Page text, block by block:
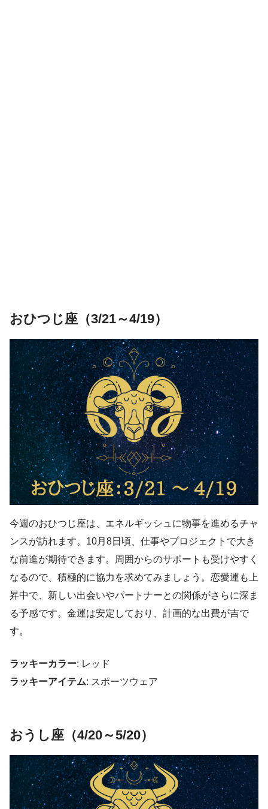
おひつじ座（3/21～4/19）
今週のおひつじ座は、エネルギッシュに物事を進めるチャ
ンスが訪れます。10月8日頃、仕事やプロジェクトで大き
な前進が期待できます。周囲からのサポートも受けやすく
なるので、積極的に協力を求めてみましょう。恋愛運も上
昇中で、新しい出会いやパートナーとの関係がさらに深ま
る予感です。金運は安定しており、計画的な出費が吉で
す。
ラッキーカラー: レッド
ラッキーアイテム: スポーツウェア
おうし座（4/20～5/20）